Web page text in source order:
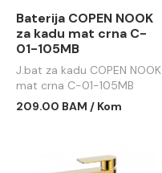
Baterija COPEN NOOK
za kadu mat crna C-
01-105MB
J.bat za kadu COPEN NOOK
mat crna C-01-105MB
209.00 BAM / Kom